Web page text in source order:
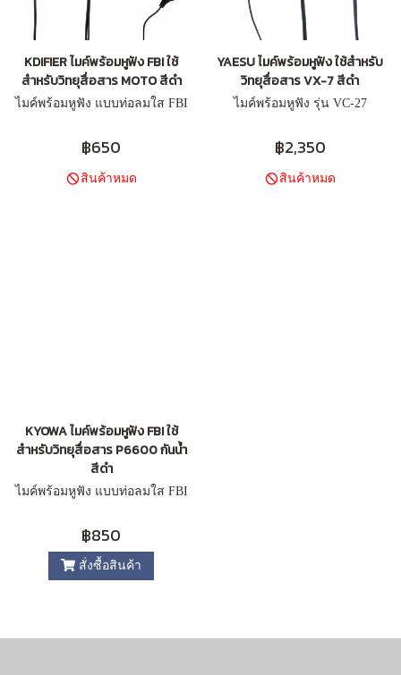
KDIFIER ไมค์พร้อมหูฟัง FBI ใช้
สำหรับวิทยุสื่อสาร MOTO สีดำ
ไมค์พร้อมหูฟัง แบบท่อลมใส FBI
฿650
สินค้าหมด
YAESU ไมค์พร้อมหูฟัง ใช้สำหรับ
วิทยุสื่อสาร VX-7 สีดำ
ไมค์พร้อมหูฟัง รุ่น VC-27
฿2,350
สินค้าหมด
KYOWA ไมค์พร้อมหูฟัง FBI ใช้
สำหรับวิทยุสื่อสาร P6600 กันน้ำ
สีดำ
ไมค์พร้อมหูฟัง แบบท่อลมใส FBI
฿850
สั่งซื้อสินค้า